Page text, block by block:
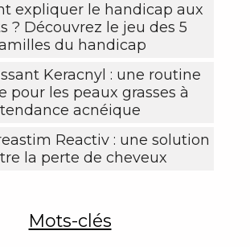
expliquer le handicap aux
? Découvrez le jeu des 5
du handicap
Keracnyl : une routine
pour les peaux grasses à
tendance acnéique
Reactiv : une solution
la perte de cheveux
Mots-clés